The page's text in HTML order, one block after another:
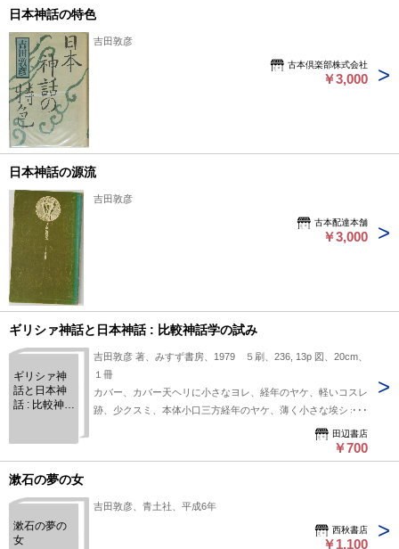
日本神話の特色
吉田敦彦
古本倶楽部株式会社
￥3,000
日本神話の源流
吉田敦彦
古本配達本舗
￥3,000
ギリシァ神話と日本神話 : 比較神話学の試み
ギリシァ神
話と日本神
話 : 比較神話
吉田敦彦 著、みすず書房、1979 ５刷、236, 13p 図、20cm、
１冊
カバー、カバー天ヘリに小さなヨレ、経年のヤケ、軽いコスレ
跡、少クスミ、本体小口三方経年のヤケ、薄く小さな埃シミ少
田辺書店
￥700
漱石の夢の女
漱石の夢の
女
吉田敦彦、青土社、平成6年
西秋書店
￥1,100